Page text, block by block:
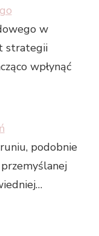
w
strategii
wpłynąć
podobnie